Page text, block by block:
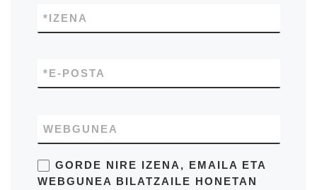
IZENA
*
E-POSTA
*
WEBGUNEA
GORDE NIRE IZENA, EMAILA ETA
WEBGUNEA BILATZAILE HONETAN